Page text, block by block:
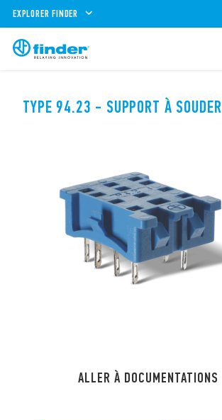
EXPLORER FINDER
TYPE 94.23 - SUPPORT À SOUDER
ALLER À DOCUMENTATIONS